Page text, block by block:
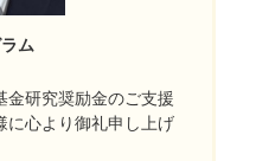
ム
金研究奨励金のご支援
に心より御礼申し上げ